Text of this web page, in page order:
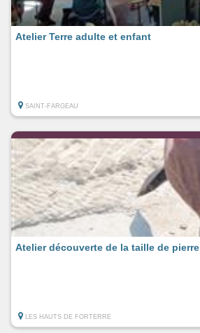
Atelier Terre adulte et enfant
SAINT-FARGEAU
Atelier découverte de la taille de pierre
LES HAUTS DE FORTERRE